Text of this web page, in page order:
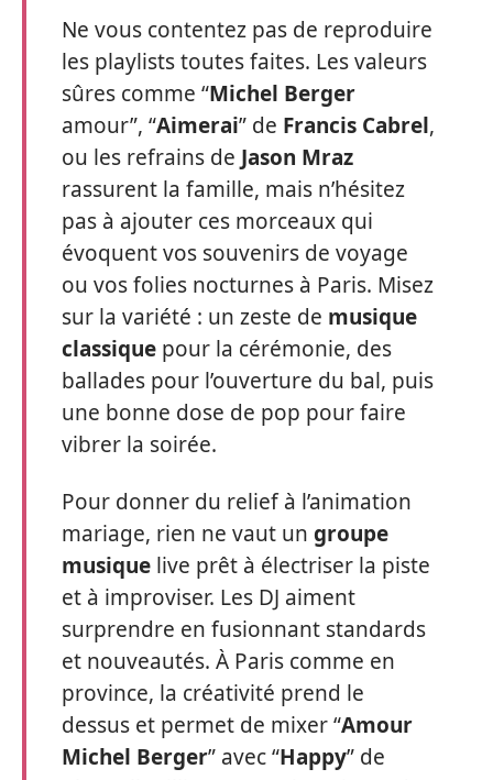
Ne vous contentez pas de reproduire
les playlists toutes faites. Les valeurs
sûres comme “Michel Berger
amour”, “Aimerai” de Francis Cabrel,
ou les refrains de Jason Mraz
rassurent la famille, mais n’hésitez
pas à ajouter ces morceaux qui
évoquent vos souvenirs de voyage
ou vos folies nocturnes à Paris. Misez
sur la variété : un zeste de musique
classique pour la cérémonie, des
ballades pour l’ouverture du bal, puis
une bonne dose de pop pour faire
vibrer la soirée.
Pour donner du relief à l’animation
mariage, rien ne vaut un groupe
musique live prêt à électriser la piste
et à improviser. Les DJ aiment
surprendre en fusionnant standards
et nouveautés. À Paris comme en
province, la créativité prend le
dessus et permet de mixer “Amour
Michel Berger” avec “Happy” de